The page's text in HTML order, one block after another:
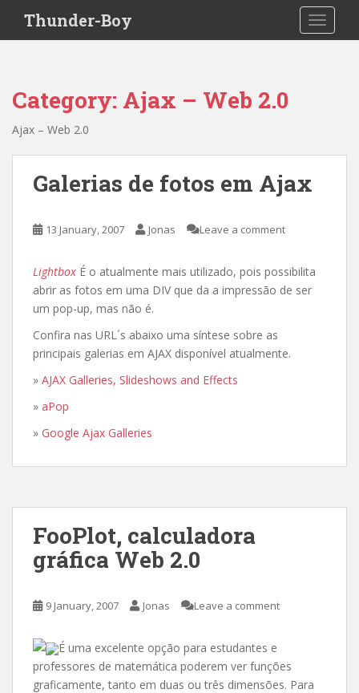
i
Thunder-Boy
Category: Ajax – Web 2.0
Ajax – Web 2.0
Galerias de fotos em Ajax
13 January, 2007 Jonas Leave a comment
Lightbox É o atualmente mais utilizado, pois possibilita
abrir as fotos em uma DIV que da a impressão de ser
um pop-up, mas não é.
Confira nas URL´s abaixo uma síntese sobre as
principais galerias em AJAX disponível atualmente.
» AJAX Galleries, Slideshows and Effects
» aPop
» Google Ajax Galleries
FooPlot, calculadora
gráfica Web 2.0
9 January, 2007 Jonas Leave a comment
É uma excelente opção para estudantes e
professores de matemática poderem ver funções
graficamente, tanto em duas ou três dimensões. Para